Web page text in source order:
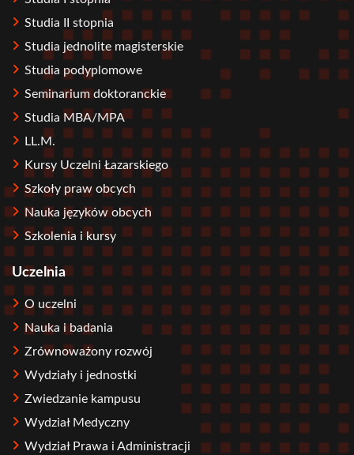
Studia II stopnia
Studia jednolite magisterskie
Studia podyplomowe
Seminarium doktoranckie
Studia MBA/MPA
LL.M.
Kursy Uczelni Łazarskiego
Szkoły praw obcych
Nauka języków obcych
Szkolenia i kursy
Uczelnia
O uczelni
Nauka i badania
Zrównoważony rozwój
Wydziały i jednostki
Zwiedzanie kampusu
Wydział Medyczny
Wydział Prawa i Administracji